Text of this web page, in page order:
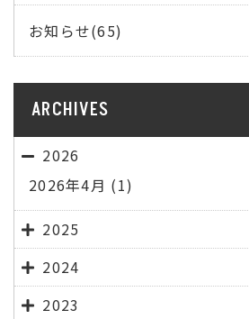
お知らせ(65)
ARCHIVES
2026
2026年4月 (1)
2025
2024
2023